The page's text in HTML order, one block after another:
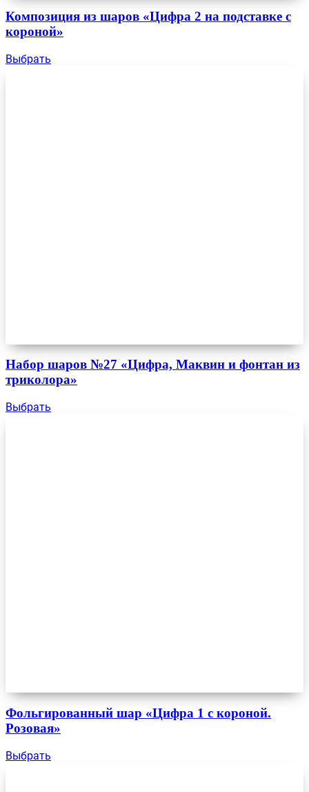
Композиция из шаров «Цифра 2 на подставке с
короной»
Выбрать
Набор шаров №27 «Цифра, Маквин и фонтан из
триколора»
Выбрать
Фольгированный шар «Цифра 1 с короной.
Розовая»
Выбрать